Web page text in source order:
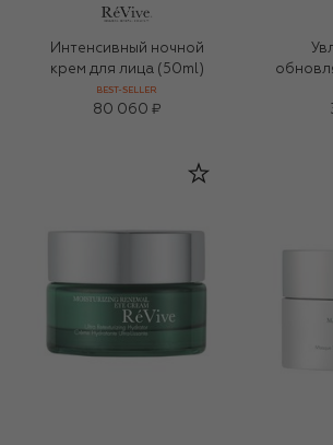
Интенсивный ночной
крем для лица (50ml)
BEST-SELLER
80 060 ₽